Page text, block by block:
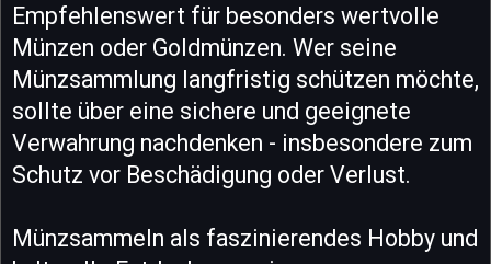
Empfehlenswert für besonders wertvolle
Münzen oder Goldmünzen. Wer seine
Münzsammlung langfristig schützen möchte,
sollte über eine sichere und geeignete
Verwahrung nachdenken - insbesondere zum
Schutz vor Beschädigung oder Verlust.
Münzsammeln als faszinierendes Hobby und